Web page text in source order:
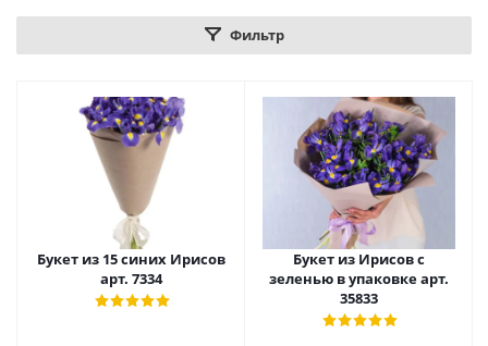
Фильтр
Букет из 15 синих Ирисов
арт. 7334
Букет из Ирисов с
зеленью в упаковке арт.
35833